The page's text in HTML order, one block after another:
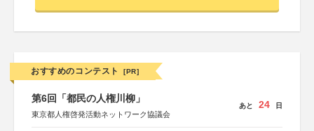
おすすめのコンテスト [PR]
第6回「都民の人権川柳」
東京都人権啓発活動ネットワーク協議会
あと 24 日